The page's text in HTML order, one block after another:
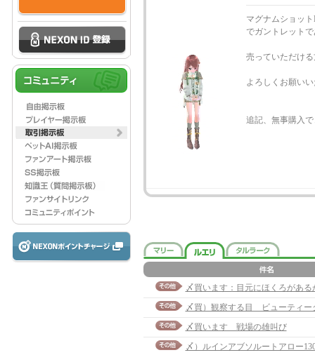
マグナムショッ
でガントレット
売っていただけ
よろしくお願い
追記、無事購入
〆買）観察する目 ビューティー
〆買います 戦場の雄叫び
〆）ルインアブソルートアロー